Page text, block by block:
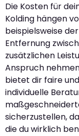
Die Kosten für
Kolding hängen
beispielsweise
Entfernung
zusätzlichen
Anspruch
bietet dir faire
individuelle
sicherzustellen,
die du wirklich